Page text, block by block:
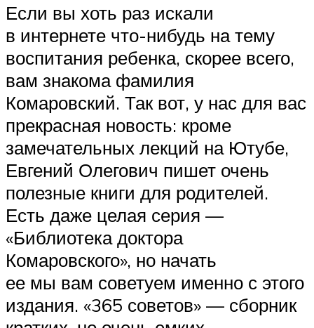
Если вы хоть раз искали
в интернете что-нибудь на тему
воспитания ребенка, скорее всего,
вам знакома фамилия
Комаровский. Так вот, у нас для вас
прекрасная новость: кроме
замечательных лекций на Ютубе,
Евгений Олегович пишет очень
полезные книги для родителей.
Есть даже целая серия —
«Библиотека доктора
Комаровского», но начать
ее мы вам советуем именно с этого
издания. «365 советов» — сборник